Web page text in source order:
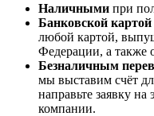
Наличными при
Банковской картой
любой картой,
Федерации, а также
Безналичным
мы выставим счёт
направьте заявку
компании.